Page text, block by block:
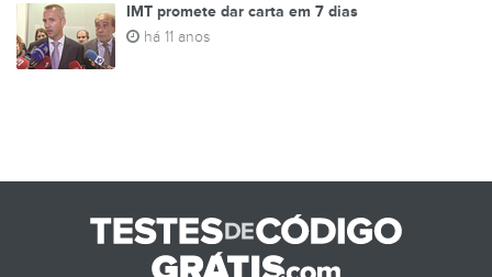
IMT promete dar carta em 7 dias
há 11 anos